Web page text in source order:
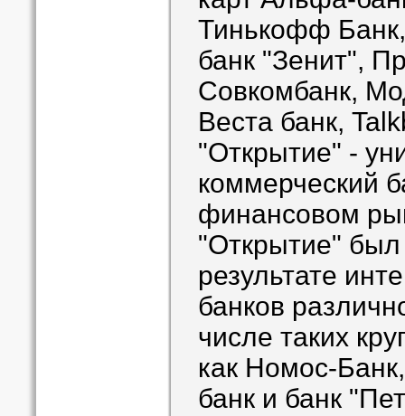
Тинькофф Банк,
банк "Зенит",
Совкомбанк,
Веста банк,
"Открытие" -
коммерческий
финансовом
"Открытие"
результате
банков
числе таких
как Номос-
банк и банк